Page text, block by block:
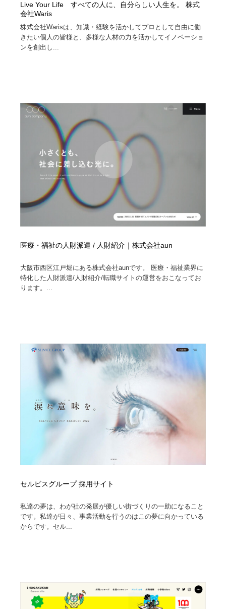
Live Your Life すべての人に、自分らしい人生を。 株式
会社Waris
株式会社Warisは、知識・経験を活かしてプロとして自由に働
きたい個人の皆様と、多様な人材の力を活かしてイノベーショ
ンを創出し...
医療・福祉の人財派遣 / 人財紹介｜株式会社aun
大阪市西区江戸堀にある株式会社aunです。 医療・福祉業界に
特化した人財派遣/人財紹介/転職サイトの運営をおこなってお
ります。...
セルビスグループ 採用サイト
私達の夢は、わが社の発展が優しい街づくりの⼀助になること
です。私達が⽇々、事業活動を⾏うのはこの夢に向かっている
からです。セル...